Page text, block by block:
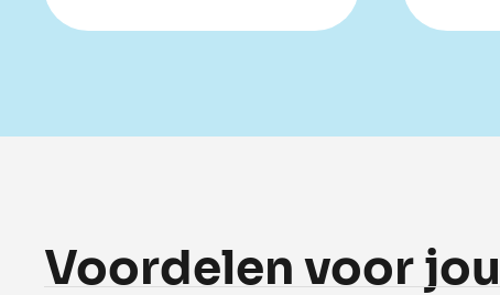
Voordelen voor